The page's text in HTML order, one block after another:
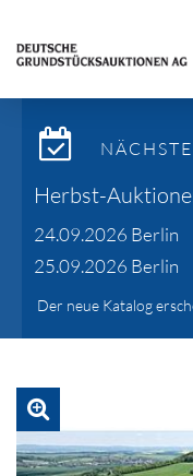
Herbst-
24.09.2026 Berlin
25.09.2026 Berlin
Der neue Katalog